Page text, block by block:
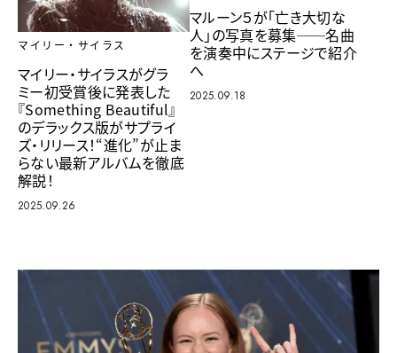
マイリー・サイラス
マイリー・サイラスがグラ
ミー初受賞後に発表した
『Something Beautiful』
のデラックス版がサプライ
ズ・リリース！“進化”が止ま
らない最新アルバムを徹底
解説！
2025.09.26
マルーン５が「亡き大切な
人」の写真を募集──名曲
を演奏中にステージで紹介
へ
2025.09.18